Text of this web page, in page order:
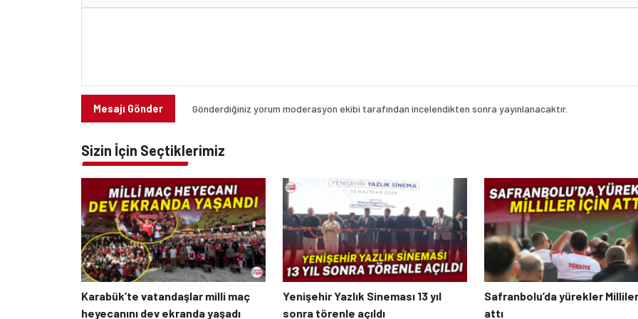
Mesajı Gönder Gönderdiğiniz yorum moderasyon ekibi tarafından incelendikten sonra yayınlanacaktır.
Sizin İçin Seçtiklerimiz
Karabük’te vatandaşlar milli maç
heyecanını dev ekranda yaşadı
Yenişehir Yazlık Sineması 13 yıl
sonra törenle açıldı
Safranbolu’da yürekler
attı